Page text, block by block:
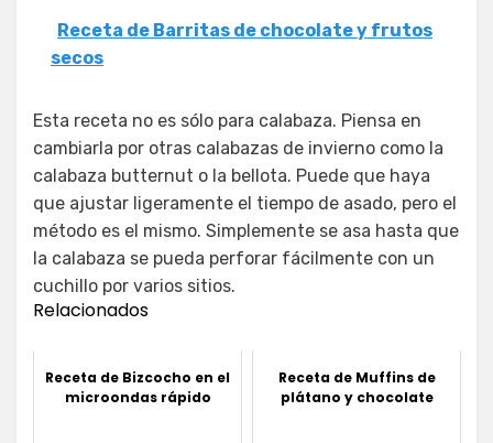
Receta de Barritas de chocolate y frutos
secos
Esta receta no es sólo para calabaza. Piensa en
cambiarla por otras calabazas de invierno como la
calabaza butternut o la bellota. Puede que haya
que ajustar ligeramente el tiempo de asado, pero el
método es el mismo. Simplemente se asa hasta que
la calabaza se pueda perforar fácilmente con un
cuchillo por varios sitios.
Relacionados
Receta de Bizcocho en el
microondas rápido
Receta de Muffins de
plátano y chocolate